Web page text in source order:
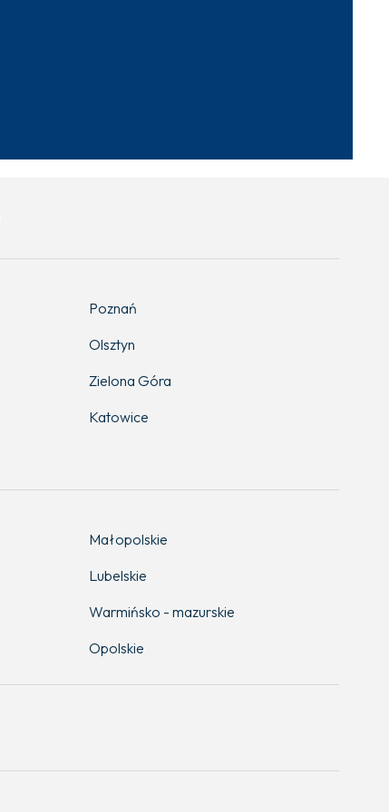
Poznań
Olsztyn
Zielona Góra
Katowice
Małopolskie
Lubelskie
Warmińsko - mazurskie
Opolskie